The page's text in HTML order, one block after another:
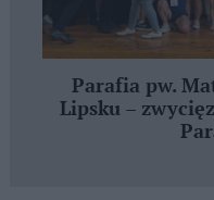
Parafia pw.
Lipsku –